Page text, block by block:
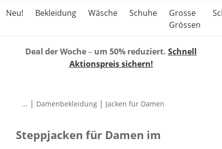
Neu!
Bekleidung Wäsche Schuhe
Grosse
Grössen
Deal der Woche– um 50% reduziert. Schnell
Aktionspreis sichern!
... | Damenbekleidung | Jacken für Damen
Steppjacken für Damen im